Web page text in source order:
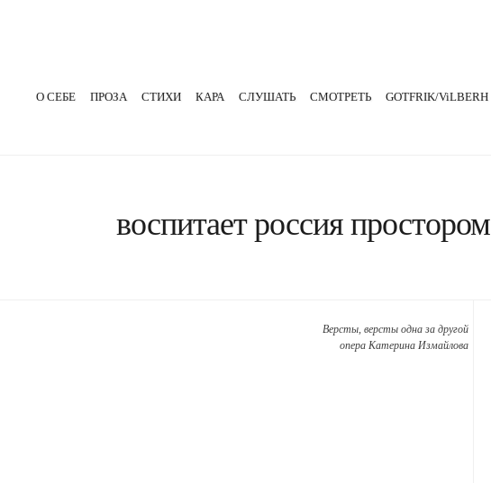
О СЕБЕ ПРОЗА СТИХИ КАРА СЛУШАТЬ СМОТРЕТЬ GOTFRIK/ViLBERH
воспитает россия простором
Версты, версты одна за другой
опера Катерина Измайлова